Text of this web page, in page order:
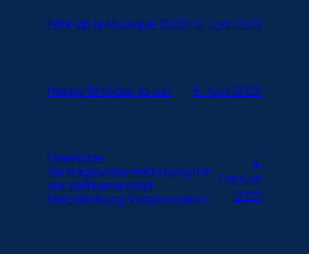
Fête de la Musique 202519. Juni 2025
Happy Birthday to us! 8. April 2025
Feierliche
Vertragsunterzeichnung mit
der Medienanstalt
Mecklenburg-Vorpommern!
4.
Februar
2025